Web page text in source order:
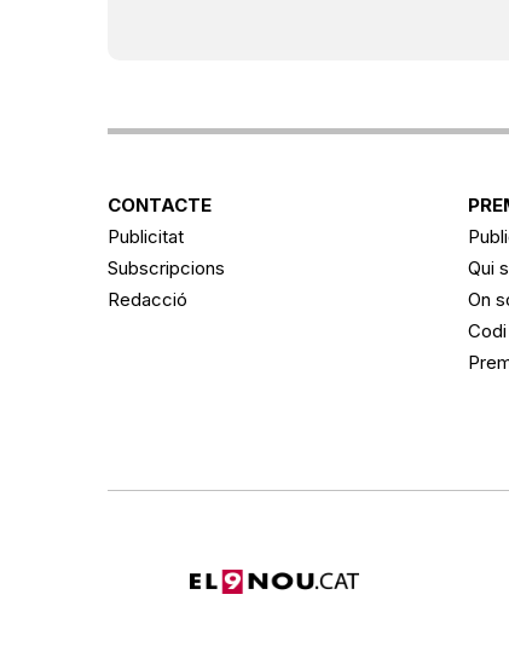
CONTACTE
Publicitat
Subscripcions
Redacció
Qui
On